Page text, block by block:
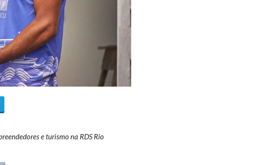
e turismo na RDS Rio